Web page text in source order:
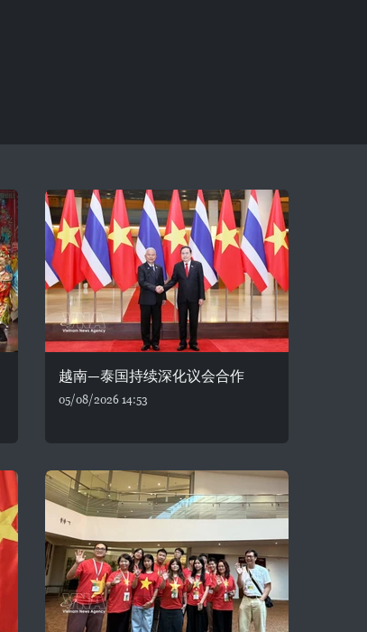
越南—泰国持续深化议会合作
05/08/2026 14:53